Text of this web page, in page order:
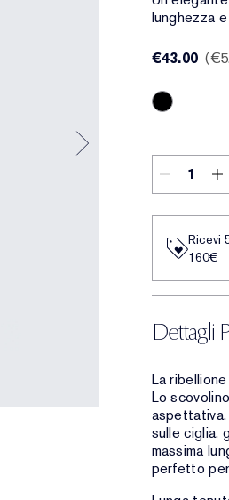
lunghezza
€43.00
Ricevi
160€
Dettagli
La
Lo
sulle ciglia,
massima
perfetto